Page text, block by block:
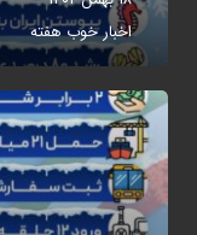
اخبار خوب هفته